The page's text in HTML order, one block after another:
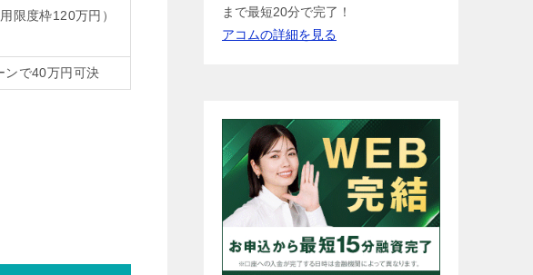
限度枠120万円）
ンで40万円可決
まで最短20分で完了！
アコムの詳細を見る